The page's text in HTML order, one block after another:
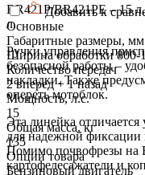
BR421P/BR421PE – 15
л.
Ручки управления
безопасной работы –
накладки. Также
опереть мотоблок.
Эта линейка
для надежной фиксации
Помимо почвофрезы на
картофелесажатели и
Добавить к
Основные
Габаритные размеры, мм
Ширина обработки 800-
Количество передач
2 вперед + 1 назад
Мощность, л.с.
15
Общая масса, кг
135
Опции товара
Бензиновый двигатель